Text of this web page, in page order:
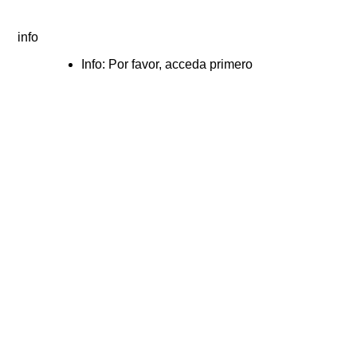
info
Info: Por favor, acceda primero